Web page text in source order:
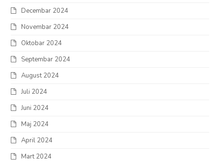
Decembar 2024
Novembar 2024
Oktobar 2024
Septembar 2024
August 2024
Juli 2024
Juni 2024
Maj 2024
April 2024
Mart 2024